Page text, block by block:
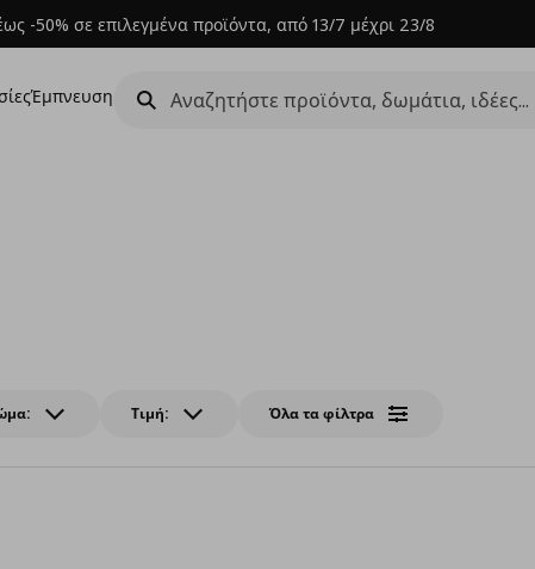
-50% σε επιλεγμένα προϊόντα, από 13/7 μέχρι 23/8
Έμπνευση
Τιμή: Όλα τα φίλτρα